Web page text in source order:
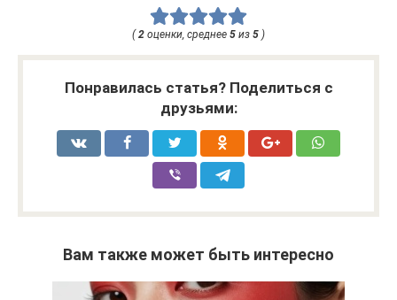
( 2 оценки, среднее 5 из 5 )
Понравилась статья? Поделиться с
друзьями:
Вам также может быть интересно